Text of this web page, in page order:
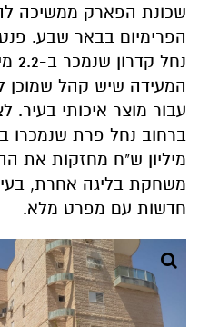
שכונת הפארק ממשיכה
מיליון ש"ח מחזקות את
משחקת בליגה אחרת,
חדשות עם מפרט מלא.